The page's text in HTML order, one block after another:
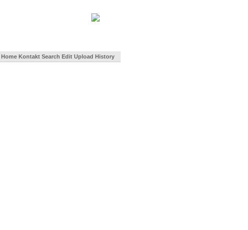
Home Kontakt Search Edit Upload History